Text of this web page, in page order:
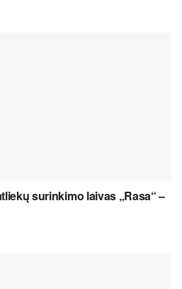
surinkimo laivas „Rasa“ –